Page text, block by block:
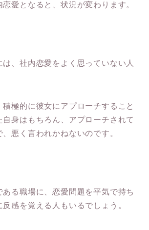
愛となると、状況が変わります。
は、社内恋愛をよく思っていない人
極的に彼女にアプローチすること
自身はもちろん、アプローチされて
悪く言われかねないのです。
る職場に、恋愛問題を平気で持ち
感を覚える人もいるでしょう。